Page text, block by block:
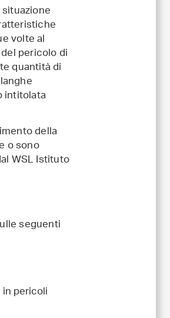
volte al
pericolo di
quantità di
intitolata
della
o sono
WSL Istituto
seguenti
pericoli